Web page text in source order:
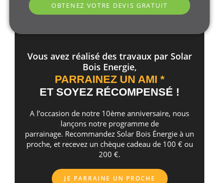
OBTENEZ VOTRE DEVIS GRATUIT
Vous avez réalisé des travaux par Solar
Bois Energie,
PARRAINEZ UN AMI *
ET SOYEZ RÉCOMPENSÉ !
A l’occasion de notre 10ème anniversaire, nous
lançons notre programme de
parrainage. Recommandez Solar Bois Énergie à un
proche, et recevez un chèque cadeau de 100 € ou
200 €.
JE PARRAINE UN PROCHE